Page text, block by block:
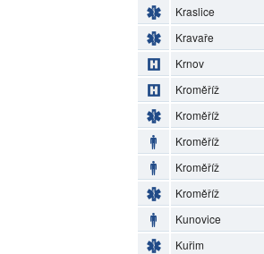
Kraslice
Kravaře
Krnov
Kroměříž
Kroměříž
Kroměříž
Kroměříž
Kroměříž
Kunovice
Kuřim